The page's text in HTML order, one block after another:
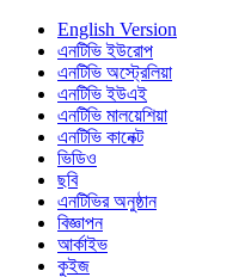
English Version
এনটিভি ইউরোপ
এনটিভি অস্ট্রেলিয়া
এনটিভি ইউএই
এনটিভি মালয়েশিয়া
এনটিভি কানেক্ট
ভিডিও
ছবি
এনটিভির অনুষ্ঠান
বিজ্ঞাপন
আর্কাইভ
কুইজ